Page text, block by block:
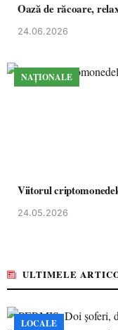
Oază de răcoare,
24.06.2026
NAȚIONALE
Viitorul
24.05.2026
ULTIMELE
LOCALE